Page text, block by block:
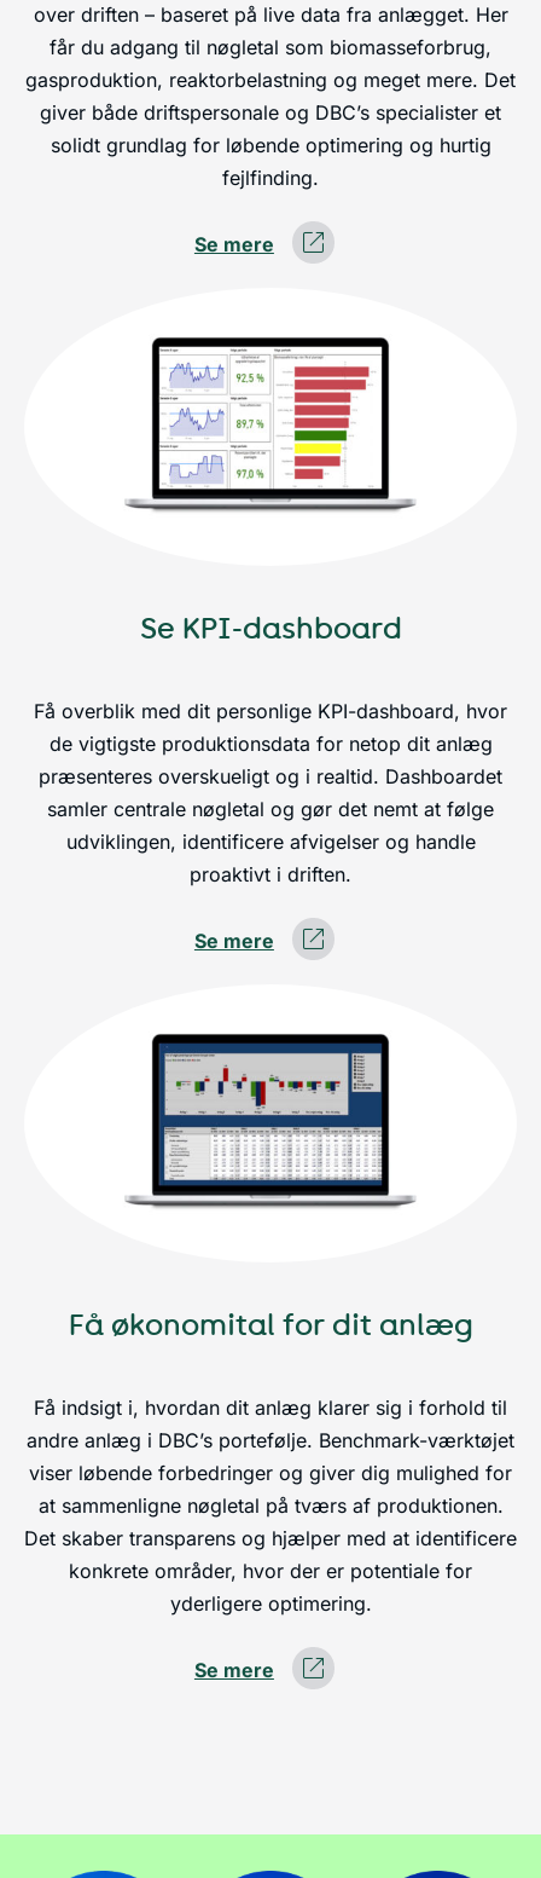
over driften – baseret på live data fra anlægget. Her
får du adgang til nøgletal som biomasseforbrug,
gasproduktion, reaktorbelastning og meget mere. Det
giver både driftspersonale og DBC’s specialister et
solidt grundlag for løbende optimering og hurtig
fejlfinding.
Se mere
Se KPI-dashboard
Få overblik med dit personlige KPI-dashboard, hvor
de vigtigste produktionsdata for netop dit anlæg
præsenteres overskueligt og i realtid. Dashboardet
samler centrale nøgletal og gør det nemt at følge
udviklingen, identificere afvigelser og handle
proaktivt i driften.
Se mere
Få økonomital for dit anlæg
Få indsigt i, hvordan dit anlæg klarer sig i forhold til
andre anlæg i DBC’s portefølje. Benchmark-værktøjet
viser løbende forbedringer og giver dig mulighed for
at sammenligne nøgletal på tværs af produktionen.
Det skaber transparens og hjælper med at identificere
konkrete områder, hvor der er potentiale for
yderligere optimering.
Se mere